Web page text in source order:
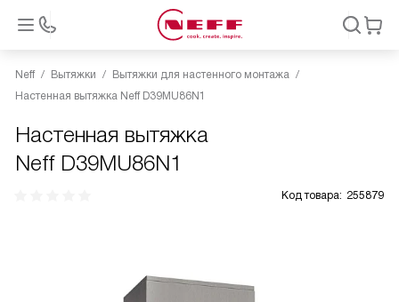
Neff Вытяжки
Вытяжки для настенного монтажа
Настенная вытяжка Neff D39MU86N1
Настенная вытяжка
Neff D39MU86N1
Код товара: 255879